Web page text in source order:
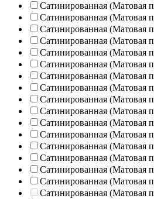
Сатинированная (Матовая
Сатинированная (Матовая
Сатинированная (Матовая
Сатинированная (Матовая
Сатинированная (Матовая
Сатинированная (Матовая
Сатинированная (Матовая
Сатинированная (Матовая
Сатинированная (Матовая
Сатинированная (Матовая
Сатинированная (Матовая
Сатинированная (Матовая
Сатинированная (Матовая
Сатинированная (Матовая
Сатинированная (Матовая
Сатинированная (Матовая
Сатинированная (Матовая